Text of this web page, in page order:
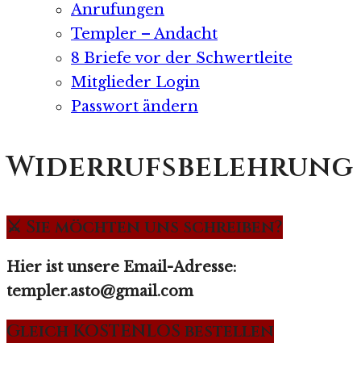
Anrufungen
Templer – Andacht
8 Briefe vor der Schwertleite
Mitglieder Login
Passwort ändern
Widerrufsbelehrung
⚔️ Sie möchten uns schreiben?
Hier ist unsere Email-Adresse:
templer.asto@gmail.com
Gleich KOSTENLOS bestellen